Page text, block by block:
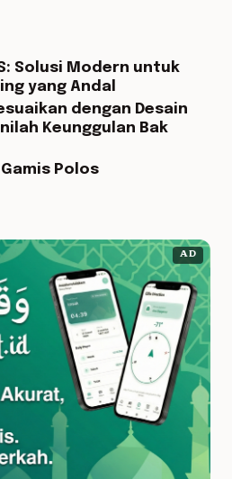
Solusi Modern untuk
yang Andal
dengan Desain
Keunggulan Bak
Polos
AD